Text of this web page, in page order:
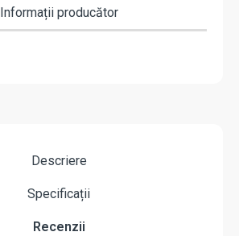
Informații producător
Descriere
Specificații
Recenzii